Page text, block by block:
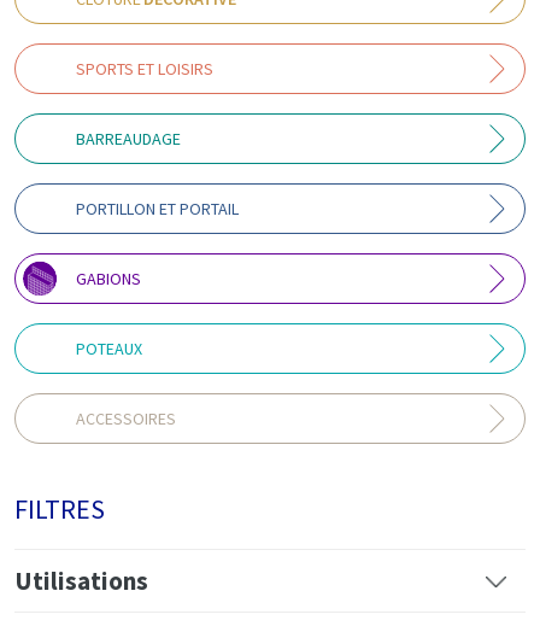
SPORTS ET LOISIRS
BARREAUDAGE
PORTILLON ET PORTAIL
GABIONS
POTEAUX
ACCESSOIRES
FILTRES
Utilisations